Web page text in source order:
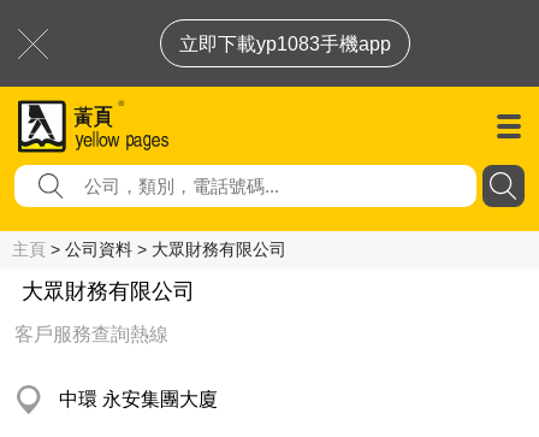
立即下載yp1083手機app
主頁 > 公司資料 > 大眾財務有限公司
大眾財務有限公司
客戶服務查詢熱線
中環 永安集團大廈